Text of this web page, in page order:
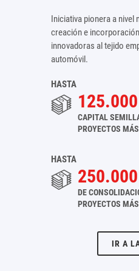
Iniciativa pionera a nivel
creación e
innovadoras al tejido
automóvil.
HASTA
125.000
CAPITAL
PROYECTOS
HASTA
250.000
DE
PROYECTOS
IR A